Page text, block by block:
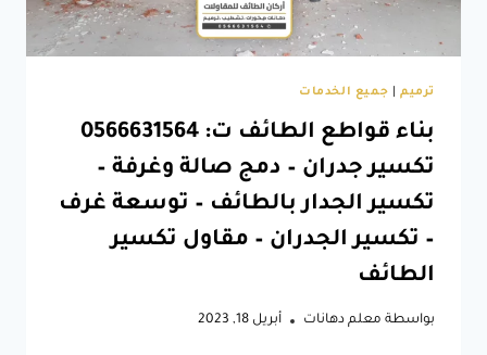
ترميم| جميع الخدمات
بناء قواطع الطائف ت: 0566631564
تكسير جدران – دمج صالة وغرفة –
تكسير الجدار بالطائف – توسعة غرف
– تكسير الجدران – مقاول تكسير
الطائف
بواسطة معلم دهانات أبريل 18, 2023